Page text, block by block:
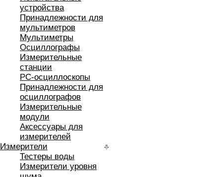
устройства
Принадлежности для
мультиметров
Мультиметры
Осциллографы
Измерительные
станции
РС-осциллоскопы
Принадлежности для
осциллографов
Измерительные
модули
Аксессуары для
измерителей
Измерители
Тестеры воды
Измерители уровня